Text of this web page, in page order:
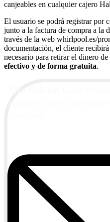
canjeables en cualquier cajero
El usuario se podrá registrar por
junto a la factura de compra a la
través de la web whirlpool.es/
documentación, el cliente
necesario para retirar el dinero
efectivo y de forma gratuita.